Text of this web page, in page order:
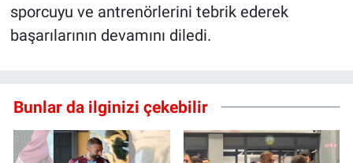
sporcuyu ve antrenörlerini tebrik ederek
başarılarının devamını diledi.
Bunlar da ilginizi çekebilir